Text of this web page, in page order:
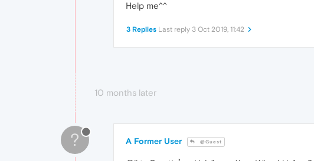
Help me^^
3 Replies Last reply 3 Oct 2019, 11:42
10 months later
? A Former User @Guest